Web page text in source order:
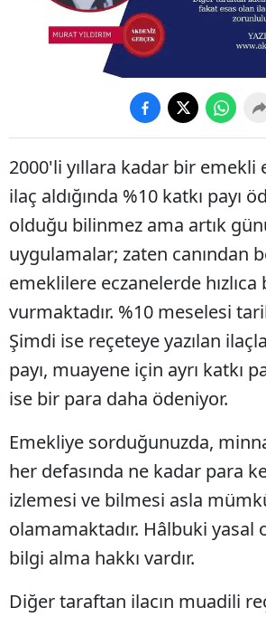
2000'li yıllara kadar bir emekli
ilaç aldığında %10 katkı payı
olduğu bilinmez ama artık
uygulamalar; zaten canından
emeklilere eczanelerde
vurmaktadır. %10 meselesi
Şimdi ise reçeteye yazılan
payı, muayene için ayrı katkı
ise bir para daha ödeniyor.
Emekliye sorduğunuzda,
her defasında ne kadar para
izlemesi ve bilmesi asla
olamamaktadır. Hâlbuki yasal
bilgi alma hakkı vardır.
Diğer taraftan ilacın muadili